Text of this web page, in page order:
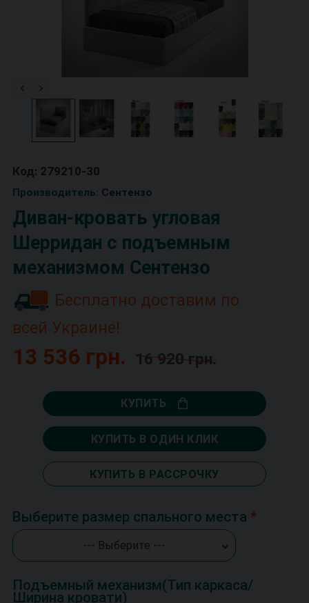
Код: 279210-30
Производитель: Сентензо
Диван-кровать угловая
Шерридан с подъемным
механизмом Сентензо
Бесплатно доставим по
всей Украине!
13 536 грн. 16 920 грн.
КУПИТЬ
КУПИТЬ В ОДИН КЛИК
КУПИТЬ В РАССРОЧКУ
Выберите размер спального места
--- Выберите ---
Подъемный механизм(Тип каркаса/
Ширина кровати)